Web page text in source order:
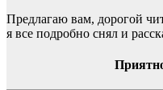
Предлагаю вам, дорогой
я все подробно снял и